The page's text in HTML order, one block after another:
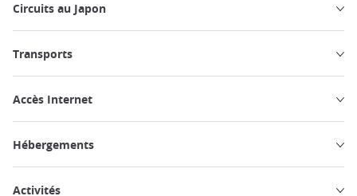
Circuits au Japon
Transports
Accès Internet
Hébergements
Activités